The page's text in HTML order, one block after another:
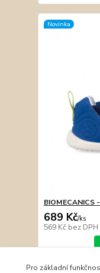
Novinka
BIOMECANICS
689 Kč/ks
569 Kč bez DPH
Pro základní